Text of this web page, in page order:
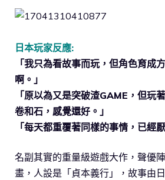
日本玩家反應:
「我只為看故事而玩，但角色育成
啊。」
「原以為又是突破渣GAME，但玩
卷和石，感覺還好。」
「每天都重覆著同樣的事情，已經
名副其實的重量級遊戲大作，聲優
畫，人設是「貞本義行」，故事由